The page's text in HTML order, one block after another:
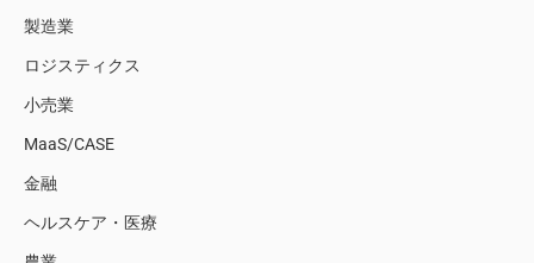
製造業
ロジスティクス
小売業
MaaS/CASE
金融
ヘルスケア・医療